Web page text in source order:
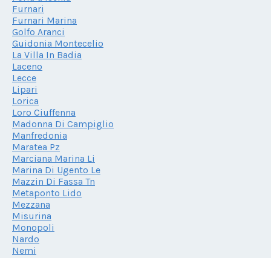
Furnari
Furnari Marina
Golfo Aranci
Guidonia Montecelio
La Villa In Badia
Laceno
Lecce
Lipari
Lorica
Loro Ciuffenna
Madonna Di Campiglio
Manfredonia
Maratea Pz
Marciana Marina Li
Marina Di Ugento Le
Mazzin Di Fassa Tn
Metaponto Lido
Mezzana
Misurina
Monopoli
Nardo
Nemi